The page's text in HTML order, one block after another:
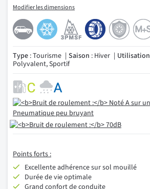
Modifier les dimensions
Type : Tourisme Saison : Hiver Utilisation
Polyvalent, Sportif
Points forts :
Excellente adhérence sur sol mouillé
Durée de vie optimale
Grand confort de conduite